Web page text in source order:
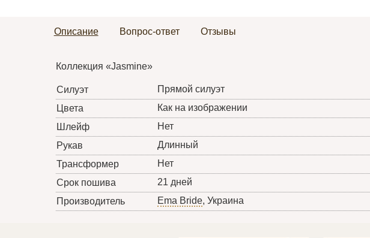
Описание Вопрос-ответ Отзывы
Коллекция «Jasmine»
Силуэт
Прямой силуэт
Цвета
Как на изображении
Шлейф
Нет
Рукав
Длинный
Трансформер
Нет
Срок пошива
21 дней
Производитель
Ema Bride, Украина